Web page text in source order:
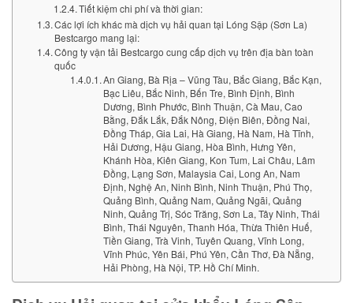
Tiết kiệm chi phí và thời gian:
Các lợi ích khác mà dịch vụ hải quan tại Lóng Sập (Sơn La)
Bestcargo mang lại:
Công ty vận tải Bestcargo cung cấp dịch vụ trên địa bàn toàn
quốc
An Giang, Bà Rịa – Vũng Tàu, Bắc Giang, Bắc Kạn,
Bạc Liêu, Bắc Ninh, Bến Tre, Bình Định, Bình
Dương, Bình Phước, Bình Thuận, Cà Mau, Cao
Bằng, Đắk Lắk, Đắk Nông, Điện Biên, Đồng Nai,
Đồng Tháp, Gia Lai, Hà Giang, Hà Nam, Hà Tĩnh,
Hải Dương, Hậu Giang, Hòa Bình, Hưng Yên,
Khánh Hòa, Kiên Giang, Kon Tum, Lai Châu, Lâm
Đồng, Lạng Sơn, Malaysia Cai, Long An, Nam
Định, Nghệ An, Ninh Bình, Ninh Thuận, Phú Thọ,
Quảng Bình, Quảng Nam, Quảng Ngãi, Quảng
Ninh, Quảng Trị, Sóc Trăng, Sơn La, Tây Ninh, Thái
Bình, Thái Nguyên, Thanh Hóa, Thừa Thiên Huế,
Tiền Giang, Trà Vinh, Tuyên Quang, Vĩnh Long,
Vĩnh Phúc, Yên Bái, Phú Yên, Cần Thơ, Đà Nẵng,
Hải Phòng, Hà Nội, TP. Hồ Chí Minh.